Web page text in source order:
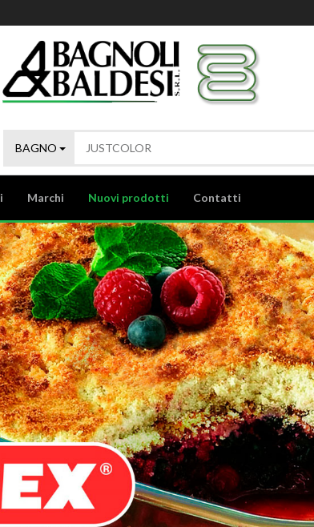
BAGNO
Marchi Nuovi prodotti Contatti